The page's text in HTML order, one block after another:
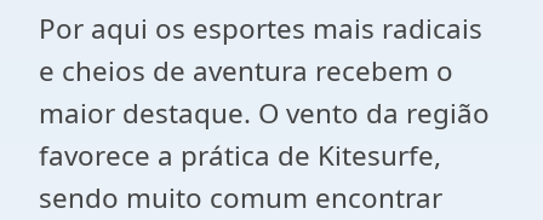
Por aqui os esportes mais radicais
e cheios de aventura recebem o
maior destaque. O vento da região
favorece a prática de Kitesurfe,
sendo muito comum encontrar